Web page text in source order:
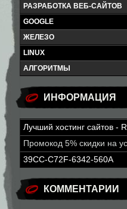
РАЗРАБОТКА ВЕБ-САЙТОВ
GOOGLE
ЖЕЛЕЗО
LINUX
АЛГОРИТМЫ
ИНФОРМАЦИЯ
Лучший хостинг сайтов -
Промокод 5% скидки на
39CC-C72F-6342-560A
КОММЕНТАРИИ